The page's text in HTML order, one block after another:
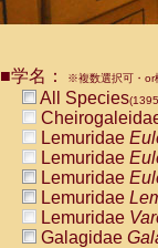
■学名： ※複数選択可・or
All Species
Lemuridae
Lemuridae
Lemuridae
Lemuridae
Lemuridae
Galagidae